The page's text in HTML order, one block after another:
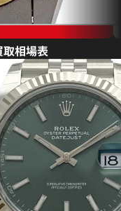
相場表